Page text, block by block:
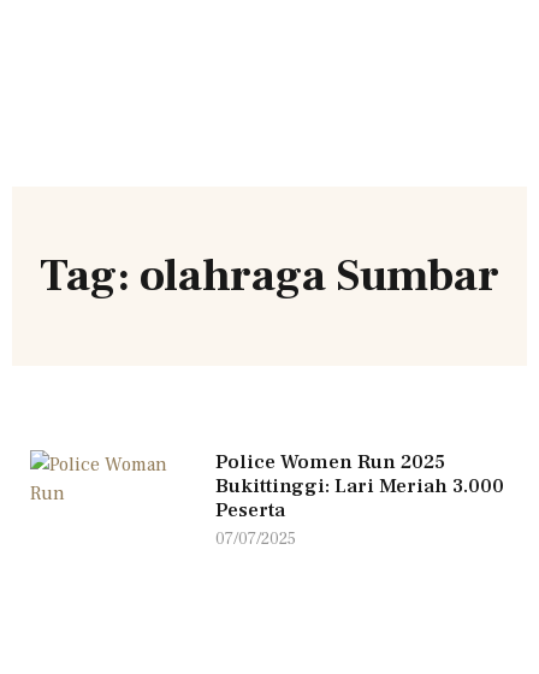
Tag: olahraga Sumbar
Police Women Run 2025
Bukittinggi: Lari Meriah 3.000
Peserta
07/07/2025